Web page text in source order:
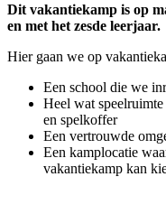
Dit vakantiekamp is op
en met het zesde leerjaar.
Hier gaan we op
Een school die we
Heel wat
en spelkoffer
Een vertrouwde
Een kamplocatie
vakantiekamp kan